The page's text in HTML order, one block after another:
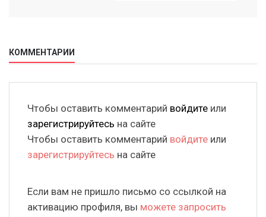
КОММЕНТАРИИ
Чтобы оставить комментарий войдите или
зарегистрируйтесь на сайте
Чтобы оставить комментарий войдите или
зарегистрируйтесь на сайте
Если вам не пришло письмо со ссылкой на
активацию профиля, вы можете запросить